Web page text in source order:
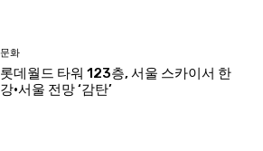
문화
롯데월드 타워 123층, 서울 스카이서 한
강·서울 전망 ‘감탄’